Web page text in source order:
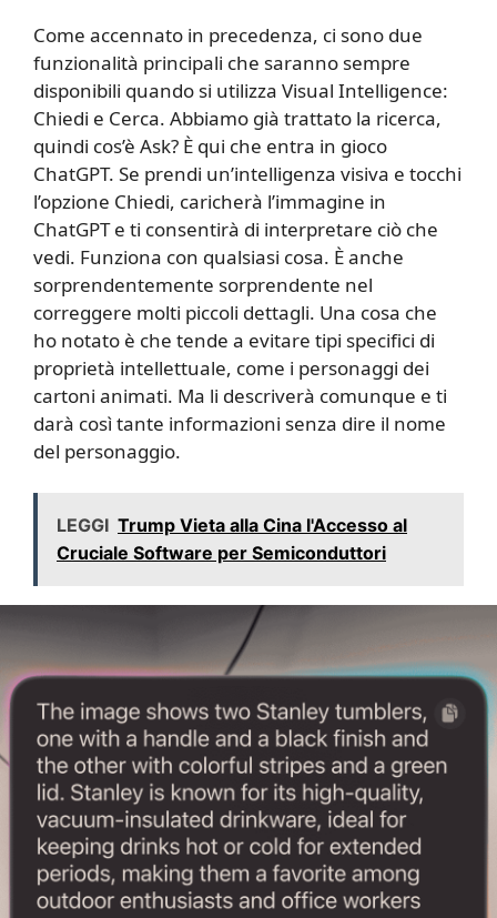
Come accennato in precedenza, ci sono due
funzionalità principali che saranno sempre
disponibili quando si utilizza Visual Intelligence:
Chiedi e Cerca. Abbiamo già trattato la ricerca,
quindi cos’è Ask? È qui che entra in gioco
ChatGPT. Se prendi un’intelligenza visiva e tocchi
l’opzione Chiedi, caricherà l’immagine in
ChatGPT e ti consentirà di interpretare ciò che
vedi. Funziona con qualsiasi cosa. È anche
sorprendentemente sorprendente nel
correggere molti piccoli dettagli. Una cosa che
ho notato è che tende a evitare tipi specifici di
proprietà intellettuale, come i personaggi dei
cartoni animati. Ma li descriverà comunque e ti
darà così tante informazioni senza dire il nome
del personaggio.
LEGGI Trump Vieta alla Cina l'Accesso al
Cruciale Software per Semiconduttori